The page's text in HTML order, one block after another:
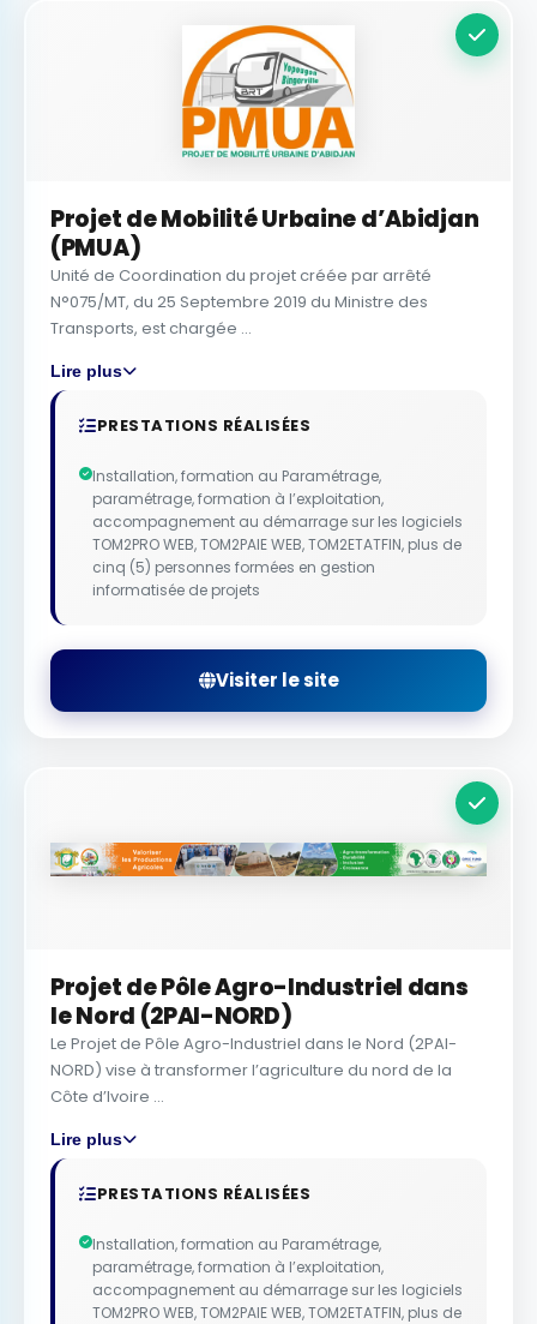
Projet de Mobilité Urbaine d’Abidjan
(PMUA)
Unité de Coordination du projet créée par arrêté
N°075/MT, du 25 Septembre 2019 du Ministre des
Transports, est chargée ...
Lire plus
PRESTATIONS RÉALISÉES
Installation, formation au Paramétrage,
paramétrage, formation à l’exploitation,
accompagnement au démarrage sur les logiciels
TOM2PRO WEB, TOM2PAIE WEB, TOM2ETATFIN, plus de
cinq (5) personnes formées en gestion
informatisée de projets
Visiter le site
Projet de Pôle Agro-Industriel dans
le Nord (2PAI-NORD)
Le Projet de Pôle Agro-Industriel dans le Nord (2PAI-
NORD) vise à transformer l’agriculture du nord de la
Côte d’Ivoire ...
Lire plus
PRESTATIONS RÉALISÉES
Installation, formation au Paramétrage,
paramétrage, formation à l’exploitation,
accompagnement au démarrage sur les logiciels
TOM2PRO WEB, TOM2PAIE WEB, TOM2ETATFIN, plus de